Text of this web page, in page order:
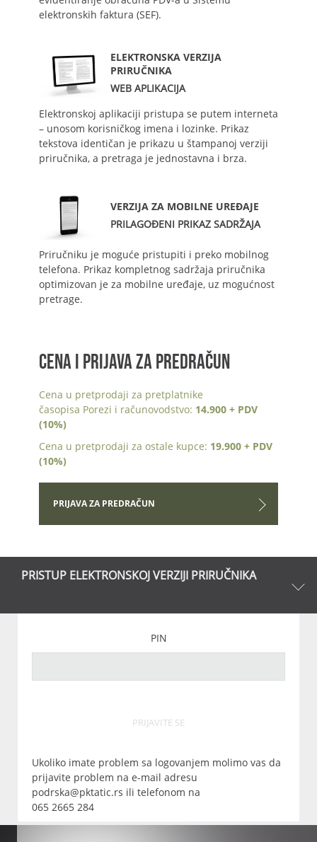
elektronskih faktura (SEF).
ELEKTRONSKA VERZIJA
PRIRUČNIKA
WEB APLIKACIJA
Elektronskoj aplikaciji pristupa se putem interneta
– unosom korisničkog imena i lozinke. Prikaz
tekstova identičan je prikazu u štampanoj verziji
priručnika, a pretraga je jednostavna i brza.
VERZIJA ZA MOBILNE UREĐAJE
PRILAGOĐENI PRIKAZ SADRŽAJA
Priručniku je moguće pristupiti i preko mobilnog
telefona. Prikaz kompletnog sadržaja priručnika
optimizovan je za mobilne uređaje, uz mogućnost
pretrage.
CENA I PRIJAVA ZA PREDRAČUN
Cena u pretprodaji za pretplatnike
časopisa Porezi i računovodstvo: 14.900 + PDV
(10%)
Cena u pretprodaji za ostale kupce: 19.900 + PDV
(10%)
PRIJAVA ZA PREDRAČUN
PRISTUP ELEKTRONSKOJ VERZIJI PRIRUČNIKA
PIN
PRIJAVITE SE
Ukoliko imate problem sa logovanjem molimo vas da
prijavite problem na e-mail adresu
podrska@pktatic.rs ili telefonom na
065 2665 284